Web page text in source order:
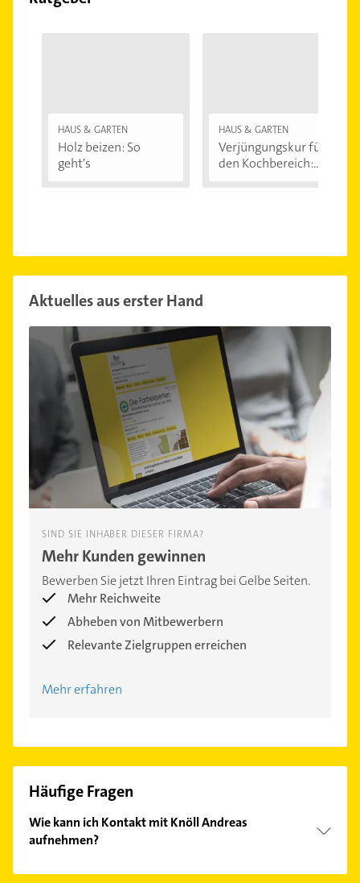
HAUS & GARTEN
Holz beizen: So
geht's
HAUS & GARTEN
Verjüngungskur für
den Kochbereich:...
Aktuelles aus erster Hand
SIND SIE INHABER DIESER FIRMA?
Mehr Kunden gewinnen
Bewerben Sie jetzt Ihren Eintrag bei Gelbe Seiten.
Mehr Reichweite
Abheben von Mitbewerbern
Relevante Zielgruppen erreichen
Mehr erfahren
Häufige Fragen
Wie kann ich Kontakt mit Knöll Andreas
aufnehmen?